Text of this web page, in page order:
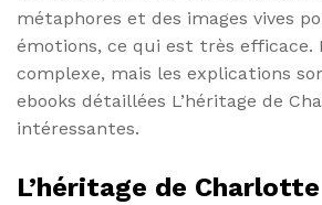
métaphores et des images vives
émotions, ce qui est très efficace.
complexe, mais les explications
ebooks détaillées L’héritage de
intéressantes.
L’héritage de